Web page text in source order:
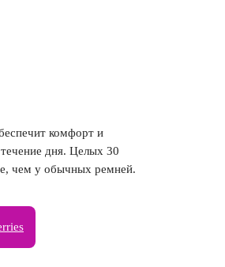
комфорт и
дня. Целых 30
чем у обычных ремней.